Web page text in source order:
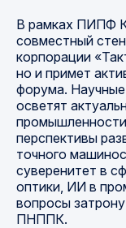
В рамках ПИПФ
совместный
корпорации
но и примет
форума.
осветят
перспективы
точного
суверенитет в
оптики, ИИ в
вопросы
ПНППК.